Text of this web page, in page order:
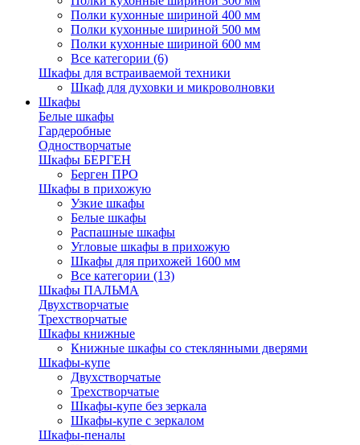
Полки кухонные шириной 400 мм
Полки кухонные шириной 500 мм
Полки кухонные шириной 600 мм
Все категории (6)
Шкафы для встраиваемой техники
Шкаф для духовки и микроволновки
Шкафы
Белые шкафы
Гардеробные
Одностворчатые
Шкафы БЕРГЕН
Берген ПРО
Шкафы в прихожую
Узкие шкафы
Белые шкафы
Распашные шкафы
Угловые шкафы в прихожую
Шкафы для прихожей 1600 мм
Все категории (13)
Шкафы ПАЛЬМА
Двухстворчатые
Трехстворчатые
Шкафы книжные
Книжные шкафы со стеклянными дверями
Шкафы-купе
Двухстворчатые
Трехстворчатые
Шкафы-купе без зеркала
Шкафы-купе с зеркалом
Шкафы-пеналы